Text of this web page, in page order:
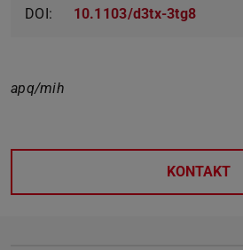
DOI:
10.1103/d3tx-3tg8
apq/mih
KONTAKT